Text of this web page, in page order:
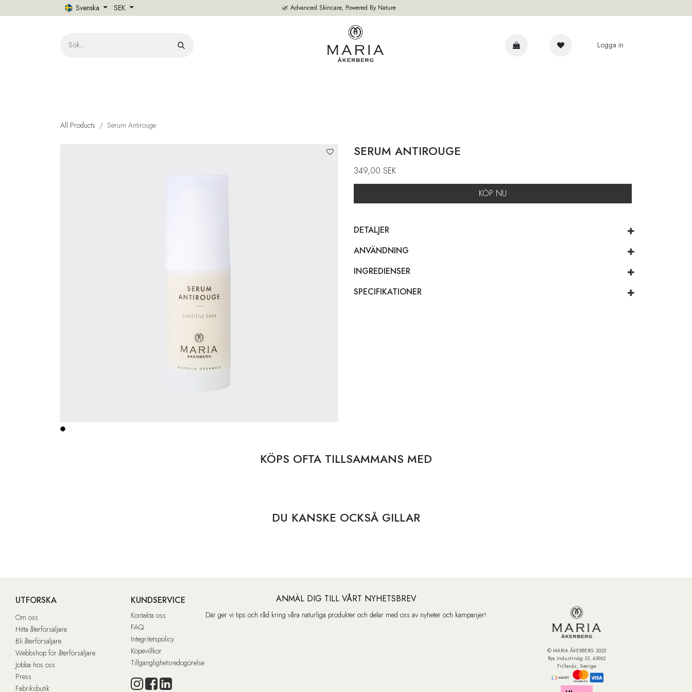
Svenska SEK 🌿 Advanced Skincare, Powered By Nature
Logga in
All Products Serum Antirouge
SERUM ANTIROUGE
349,00 SEK
KÖP NU
DETALJER
ANVÄNDNING
INGREDIENSER
SPECIFIKATIONER
KÖPS OFTA TILLSAMMANS MED
DU KANSKE OCKSÅ GILLAR
UTFORSKA
Om oss
Hitta återförsäljare
Bli återförsäljare
Webbshop för återförsäljare
Jobba hos oss
Press
Fabriksbutik
KUNDSERVICE
Kontakta oss
FAQ
Integritetspolicy
Köpevillkor
Tillgänglighetsredogörelse
ANMÄL DIG TILL VÅRT NYHETSBREV
Där ger vi tips och råd kring våra naturliga produkter och delar med oss av nyheter och kampanjer!
© MARIA ÅKERBERG 2025
Rya Industriväg 33, 43962
Frillesås, Sverige